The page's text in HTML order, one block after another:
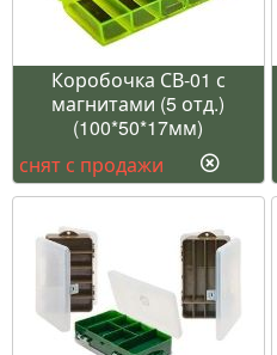
Коробочка СВ-01 с
магнитами (5 отд.)
(100*50*17мм)
снят с продажи